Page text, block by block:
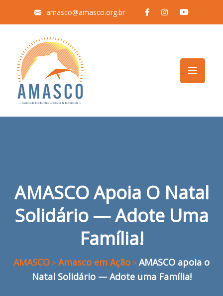
amasco@amasco.org.br
AMASCO Apoia O Natal
Solidário — Adote Uma
Família!
AMASCO >Amasco em Ação >AMASCO apoia o
Natal Solidário — Adote uma Família!